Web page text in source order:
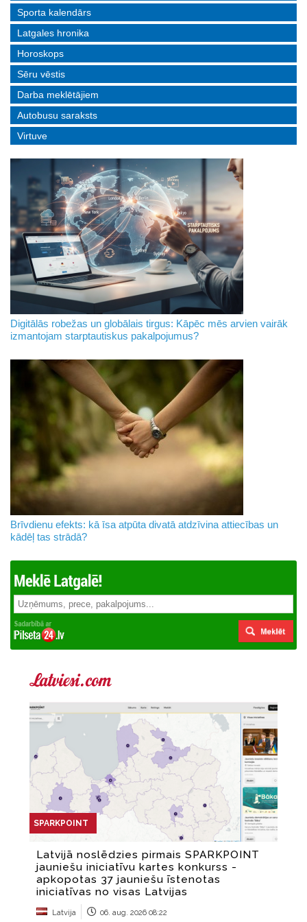
Sporta kalendārs
Latgales hronika
Horoskops
Sēru vēstis
Darba meklētājiem
Autobusu saraksts
Virtuve
Digitālās robežas un globālais tirgus: Kāpēc mēs arvien vairāk
izmantojam starptautiskus pakalpojumus?
Brīvdienu efekts: kā īsa atpūta divatā atdzīvina attiecības un
kādēļ tas strādā?